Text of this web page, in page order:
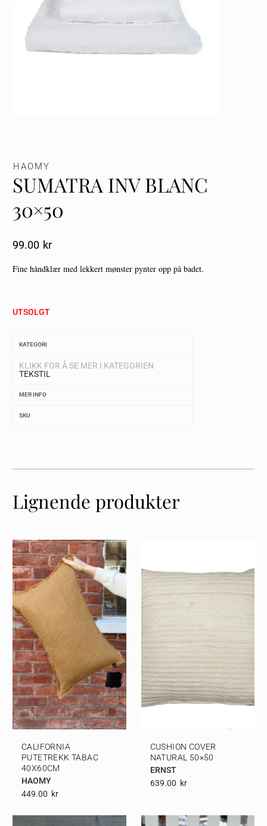
HAOMY
SUMATRA INV BLANC
30×50
99.00 Kr
Fine håndklær med lekkert mønster pynter opp på badet.
UTSOLGT
KATEGORI
KLIKK FOR Å SE MER I KATEGORIEN
TEKSTIL
MER INFO
SKU
Lignende produkter
CALIFORNIA
PUTETREKK TABAC
40X60CM
HAOMY
449.00 Kr
CUSHION COVER
NATURAL 50×50
ERNST
639.00 Kr